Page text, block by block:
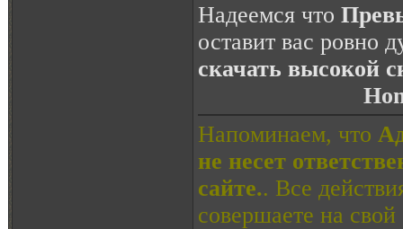
Надеемся что
оставит вас ровно
скачать высокой
Напоминаем, что
не несет
сайте.. Все
совершаете на